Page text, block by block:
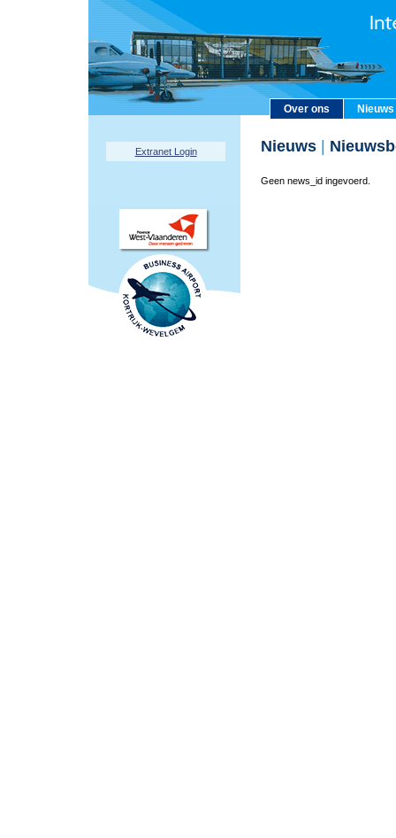
Over ons Nieuws
Extranet Login Nieuws
Geen news_id ingevoerd.